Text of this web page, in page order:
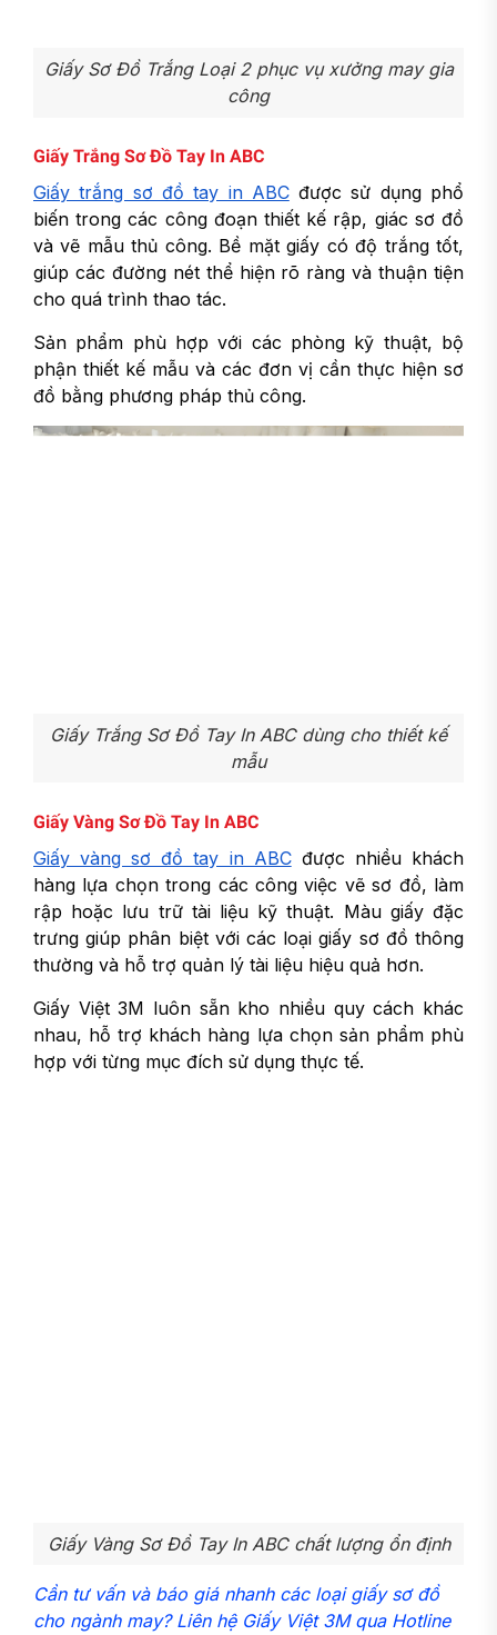
Giấy Sơ Đồ Trắng Loại 2 phục vụ xưởng may gia
công
Giấy Trắng Sơ Đồ Tay In ABC
Giấy trắng sơ đồ tay in ABC được sử dụng phổ
biến trong các công đoạn thiết kế rập, giác sơ đồ
và vẽ mẫu thủ công. Bề mặt giấy có độ trắng tốt,
giúp các đường nét thể hiện rõ ràng và thuận tiện
cho quá trình thao tác.
Sản phẩm phù hợp với các phòng kỹ thuật, bộ
phận thiết kế mẫu và các đơn vị cần thực hiện sơ
đồ bằng phương pháp thủ công.
Giấy Trắng Sơ Đồ Tay In ABC dùng cho thiết kế
mẫu
Giấy Vàng Sơ Đồ Tay In ABC
Giấy vàng sơ đồ tay in ABC được nhiều khách
hàng lựa chọn trong các công việc vẽ sơ đồ, làm
rập hoặc lưu trữ tài liệu kỹ thuật. Màu giấy đặc
trưng giúp phân biệt với các loại giấy sơ đồ thông
thường và hỗ trợ quản lý tài liệu hiệu quả hơn.
Giấy Việt 3M luôn sẵn kho nhiều quy cách khác
nhau, hỗ trợ khách hàng lựa chọn sản phẩm phù
hợp với từng mục đích sử dụng thực tế.
Giấy Vàng Sơ Đồ Tay In ABC chất lượng ổn định
Cần tư vấn và báo giá nhanh các loại giấy sơ đồ
cho ngành may? Liên hệ Giấy Việt 3M qua Hotline